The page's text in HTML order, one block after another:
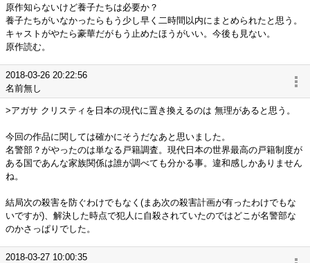
原作知らないけど養子たちは必要か？
養子たちがいなかったらもう少し早く二時間以内にまとめられたと思う。
キャストがやたら豪華だがもう止めたほうがいい。今後も見ない。
原作読む。
2018-03-26 20:22:56
名前無し
>アガサ クリスティを日本の現代に置き換えるのは 無理があると思う。
今回の作品に関しては確かにそうだなあと思いました。
名警部？がやったのは単なる戸籍調査。現代日本の世界最高の戸籍制度が
ある国であんな家族関係は誰が調べても分かる事。違和感しかありません
ね。
結局次の殺害を防ぐわけでもなく(まあ次の殺害計画が有ったわけでもな
いですが)、解決した時点で犯人に自殺されていたのではどこが名警部な
のかさっぱりでした。
2018-03-27 10:00:35